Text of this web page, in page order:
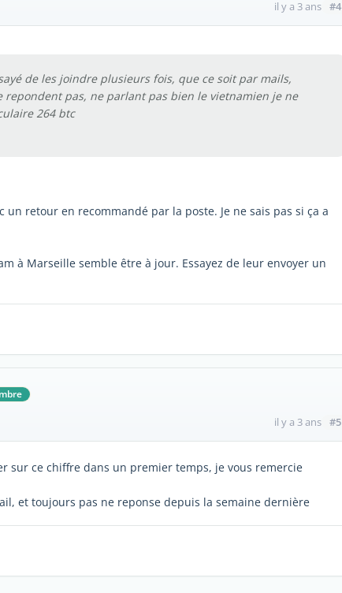
il y a 3 ans #4
de les joindre plusieurs fois, que ce soit par mails,
repondent pas, ne parlant pas bien le vietnamien je ne
264 btc
un retour en recommandé par la poste. Je ne sais pas si ça a
à Marseille semble être à jour. Essayez de leur envoyer un
il y a 3 ans #5
sur ce chiffre dans un premier temps, je vous remercie
et toujours pas ne reponse depuis la semaine dernière